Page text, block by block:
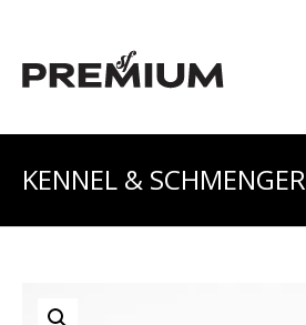
KENNEL & SCHMENGER